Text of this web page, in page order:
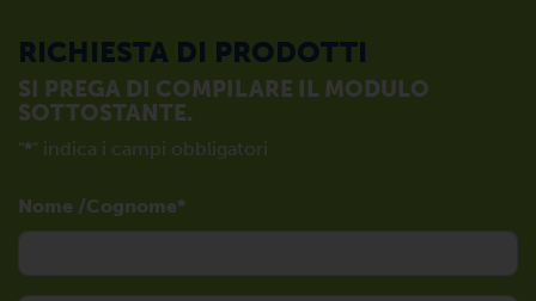
RICHIESTA DI PRODOTTI
SI PREGA DI COMPILARE IL MODULO
SOTTOSTANTE.
"*" indica i campi obbligatori
Nome /Cognome